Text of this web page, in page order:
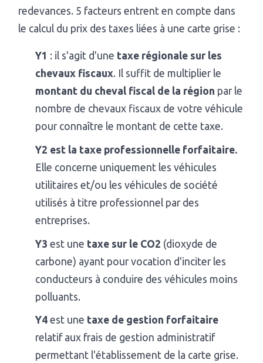
redevances. 5 facteurs entrent en compte dans
le calcul du prix des taxes liées à une carte grise :
Y1 : il s'agit d'une taxe régionale sur les
chevaux fiscaux. Il suffit de multiplier le
montant du cheval fiscal de la région par le
nombre de chevaux fiscaux de votre véhicule
pour connaître le montant de cette taxe.
Y2 est la taxe professionnelle forfaitaire.
Elle concerne uniquement les véhicules
utilitaires et/ou les véhicules de société
utilisés à titre professionnel par des
entreprises.
Y3 est une taxe sur le CO2 (dioxyde de
carbone) ayant pour vocation d'inciter les
conducteurs à conduire des véhicules moins
polluants.
Y4 est une taxe de gestion forfaitaire
relatif aux frais de gestion administratif
permettant l'établissement de la carte grise.